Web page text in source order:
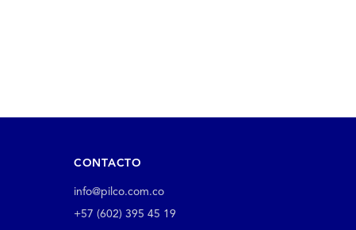
CONTACTO
info@pilco.com.co
+57 (602) 395 45 19